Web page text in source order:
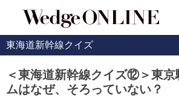
東海道新幹線クイズ
＜東海道新幹線クイズ⑫＞東京
ムはなぜ、そろっていない？